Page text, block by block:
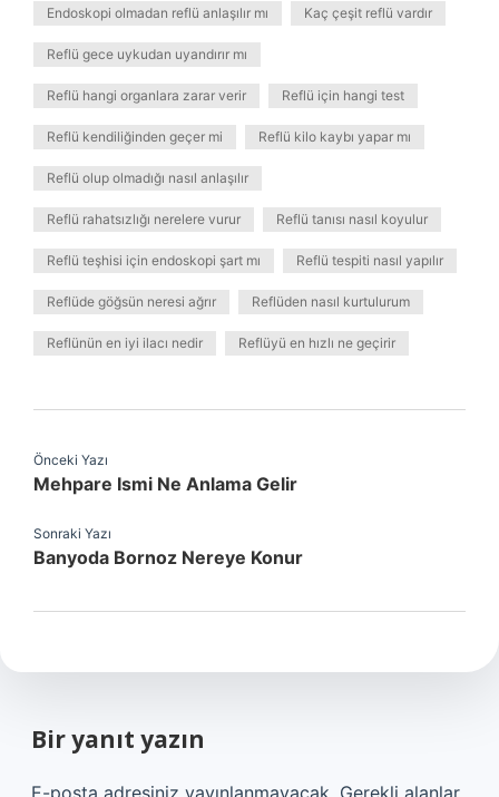
Endoskopi olmadan reflü anlaşılır mı Kaç çeşit reflü vardır
Reflü gece uykudan uyandırır mı
Reflü hangi organlara zarar verir Reflü için hangi test
Reflü kendiliğinden geçer mi Reflü kilo kaybı yapar mı
Reflü olup olmadığı nasıl anlaşılır
Reflü rahatsızlığı nerelere vurur Reflü tanısı nasıl koyulur
Reflü teşhisi için endoskopi şart mı Reflü tespiti nasıl yapılır
Reflüde göğsün neresi ağrır Reflüden nasıl kurtulurum
Reflünün en iyi ilacı nedir Reflüyü en hızlı ne geçirir
Önceki Yazı
Mehpare Ismi Ne Anlama Gelir
Sonraki Yazı
Banyoda Bornoz Nereye Konur
Bir yanıt yazın
E-posta adresiniz yayınlanmayacak. Gerekli alanlar